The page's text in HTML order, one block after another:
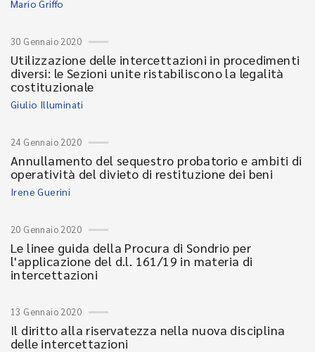
Mario Griffo
30 Gennaio 2020
Utilizzazione delle intercettazioni in procedimenti
diversi: le Sezioni unite ristabiliscono la legalità
costituzionale
Giulio Illuminati
24 Gennaio 2020
Annullamento del sequestro probatorio e ambiti di
operatività del divieto di restituzione dei beni
Irene Guerini
20 Gennaio 2020
Le linee guida della Procura di Sondrio per
l'applicazione del d.l. 161/19 in materia di
intercettazioni
13 Gennaio 2020
Il diritto alla riservatezza nella nuova disciplina
delle intercettazioni